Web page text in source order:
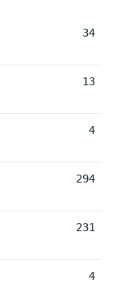
34
13
4
294
231
4